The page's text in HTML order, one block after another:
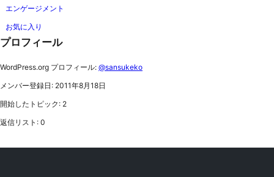
エンゲージメント
お気に入り
プロフィール
WordPress.org プロフィール: @sansukeko
メンバー登録日: 2011年8月18日
開始したトピック: 2
返信リスト: 0